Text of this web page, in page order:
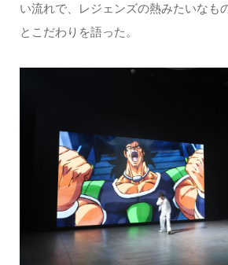
い流れで、レジェンズの熱みたいなも
とこだわりを語った。